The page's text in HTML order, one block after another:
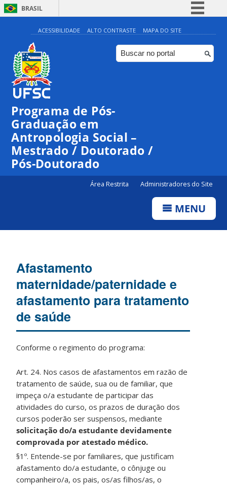
BRASIL
Simplifique!
Comunica BR
Participe
ACESSIBILIDADE ALTO CONTRASTE MAPA DO SITE
Programa de Pós-
Graduação em
Antropologia Social –
Mestrado / Doutorado /
Pós-Doutorado
Área Restrita Administradores do Site
MENU
Afastamento
maternidade/paternidade e
afastamento para tratamento
de saúde
Conforme o regimento do programa:
Art. 24. Nos casos de afastamentos em razão de
tratamento de saúde, sua ou de familiar, que
impeça o/a estudante de participar das
atividades do curso, os prazos de duração dos
cursos poderão ser suspensos, mediante
solicitação do/a estudante devidamente
comprovada por atestado médico.
§1º. Entende-se por familiares, que justificam
afastamento do/a estudante, o cônjuge ou
companheiro/a, os pais, os/as filhos/as, o